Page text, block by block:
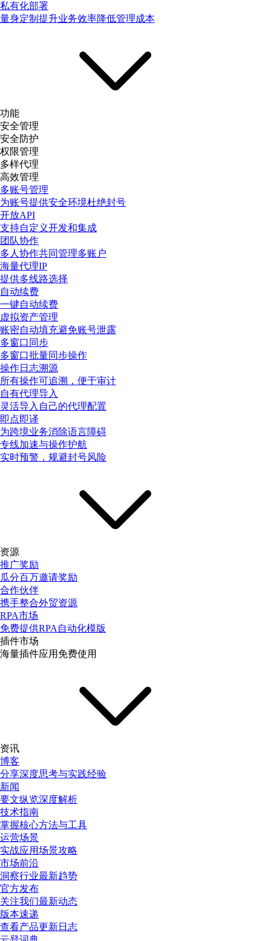
私有化部署
量身定制提升业务效率降低管理成本
功能
安全管理
安全防护
权限管理
多样代理
高效管理
多账号管理
为账号提供安全环境杜绝封号
开放API
支持自定义开发和集成
团队协作
多人协作共同管理多账户
海量代理IP
提供多线路选择
自动续费
一键自动续费
虚拟资产管理
账密自动填充避免账号泄露
多窗口同步
多窗口批量同步操作
操作日志溯源
所有操作可追溯，便于审计
自有代理导入
灵活导入自己的代理配置
即点即译
为跨境业务消除语言障碍
专线加速与操作护航
实时预警，规避封号风险
资源
推广奖励
瓜分百万邀请奖励
合作伙伴
携手整合外贸资源
RPA市场
免费提供RPA自动化模版
插件市场
海量插件应用免费使用
资讯
博客
分享深度思考与实践经验
新闻
要文纵览深度解析
技术指南
掌握核心方法与工具
运营场景
实战应用场景攻略
市场前沿
洞察行业最新趋势
官方发布
关注我们最新动态
版本速递
查看产品更新日志